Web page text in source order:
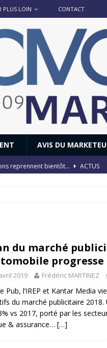
PLUS LOIN CONTACT
AVIS DU
reprennent bientôt…
ACTUS
: Honda dévoile un spot
du marché
progresse
2019 Frédéric MARTINEZ
Pub, l’IREP et Kantar Media
du marché publicitaire
vs 2017, porté par les
& assurance… […]